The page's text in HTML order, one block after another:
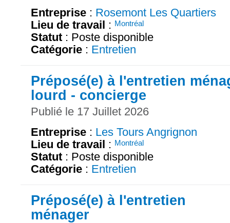
Entreprise : Rosemont Les Quartiers
Lieu de travail : Montréal
Statut : Poste disponible
Catégorie : Entretien
Préposé(e) à l'entretien
lourd - concierge
Publié le 17 Juillet 2026
Entreprise : Les Tours Angrignon
Lieu de travail : Montréal
Statut : Poste disponible
Catégorie : Entretien
Préposé(e) à l'entretien
ménager